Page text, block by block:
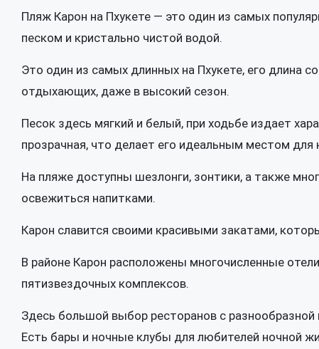
Пляж Карон на Пхукете — это один из самых
песком и кристально чистой водой.
Это один из самых длинных на Пхукете, его длина
отдыхающих, даже в высокий сезон.
Песок здесь мягкий и белый, при ходьбе издает
прозрачная, что делает его идеальным местом для
На пляже доступны шезлонги, зонтики, а также
освежиться напитками.
Карон славится своими красивыми закатами,
В районе Карон расположены многочисленные
пятизвездочных комплексов.
Здесь большой выбор ресторанов с разнообразной
Есть бары и ночные клубы для любителей ночной